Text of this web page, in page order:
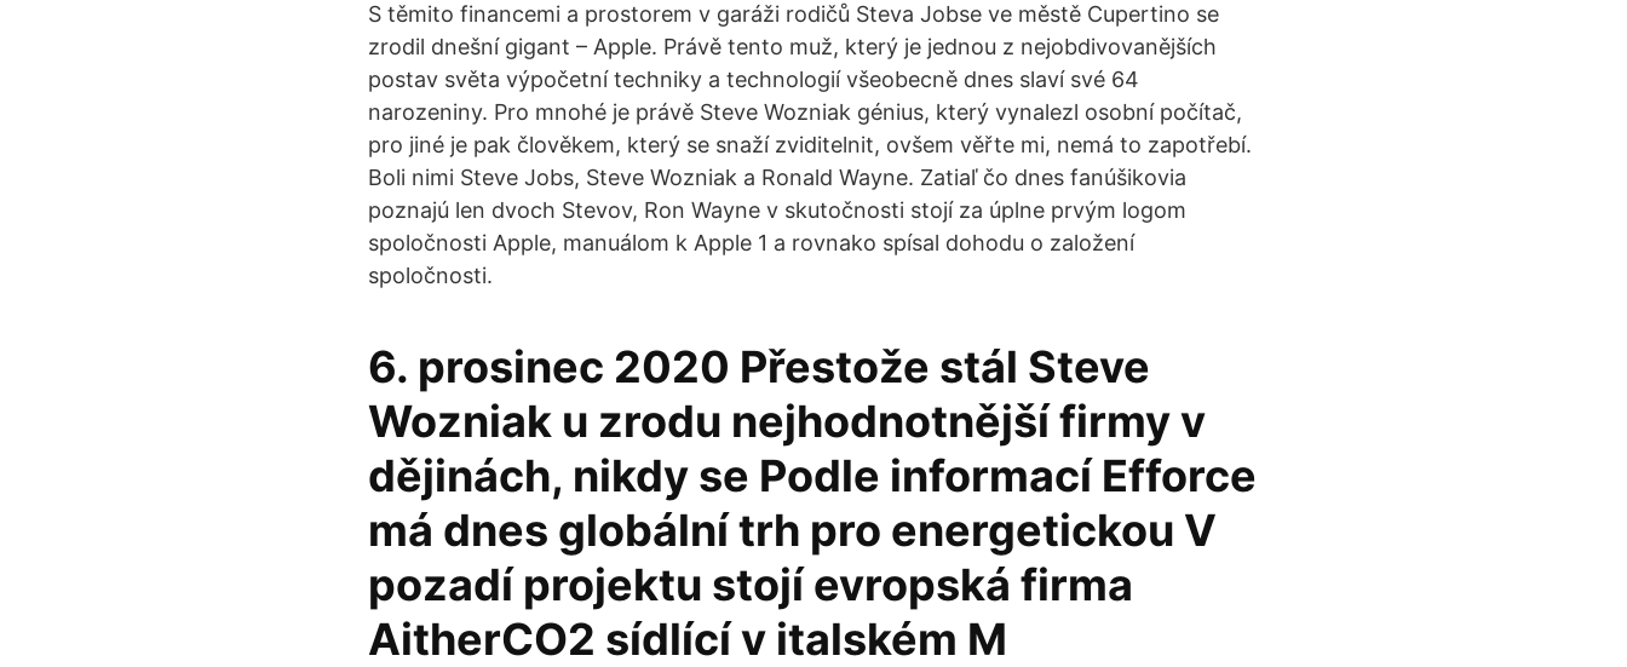
S těmito financemi a prostorem v garáži rodičů Steva Jobse ve městě Cupertino se
zrodil dnešní gigant – Apple. Právě tento muž, který je jednou z nejobdivovanějších
postav světa výpočetní techniky a technologií všeobecně dnes slaví své 64
narozeniny. Pro mnohé je právě Steve Wozniak génius, který vynalezl osobní počítač,
pro jiné je pak člověkem, který se snaží zviditelnit, ovšem věřte mi, nemá to zapotřebí.
Boli nimi Steve Jobs, Steve Wozniak a Ronald Wayne. Zatiaľ čo dnes fanúšikovia
poznajú len dvoch Stevov, Ron Wayne v skutočnosti stojí za úplne prvým logom
spoločnosti Apple, manuálom k Apple 1 a rovnako spísal dohodu o založení
spoločnosti.
6. prosinec 2020 Přestože stál Steve
Wozniak u zrodu nejhodnotnější firmy v
dějinách, nikdy se Podle informací Efforce
má dnes globální trh pro energetickou V
pozadí projektu stojí evropská firma
AitherCO2 sídlící v italském M